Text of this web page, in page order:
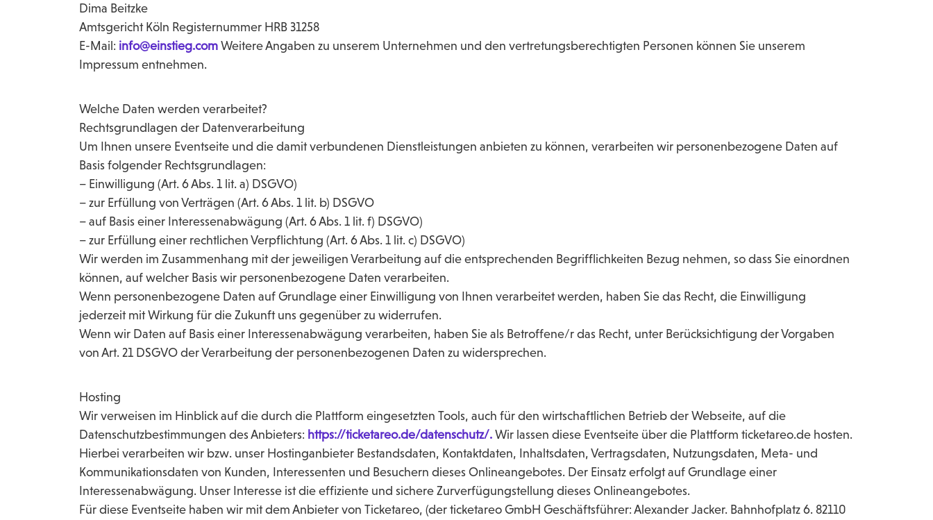
Dima Beitzke
Amtsgericht Köln Registernummer HRB 31258
E-Mail: info@einstieg.comWeitere Angaben zu unserem Unternehmen und den vertretungsberechtigten Personen können Sie unserem
Impressum entnehmen.
Welche Daten werden verarbeitet?
Rechtsgrundlagen der Datenverarbeitung
Um Ihnen unsere Eventseite und die damit verbundenen Dienstleistungen anbieten zu können, verarbeiten wir personenbezogene Daten auf
Basis folgender Rechtsgrundlagen:
– Einwilligung (Art. 6 Abs. 1 lit. a) DSGVO)
– zur Erfüllung von Verträgen (Art. 6 Abs. 1 lit. b) DSGVO
– auf Basis einer Interessenabwägung (Art. 6 Abs. 1 lit. f) DSGVO)
– zur Erfüllung einer rechtlichen Verpflichtung (Art. 6 Abs. 1 lit. c) DSGVO)
Wir werden im Zusammenhang mit der jeweiligen Verarbeitung auf die entsprechenden Begrifflichkeiten Bezug nehmen, so dass Sie einordnen
können, auf welcher Basis wir personenbezogene Daten verarbeiten.
Wenn personenbezogene Daten auf Grundlage einer Einwilligung von Ihnen verarbeitet werden, haben Sie das Recht, die Einwilligung
jederzeit mit Wirkung für die Zukunft uns gegenüber zu widerrufen.
Wenn wir Daten auf Basis einer Interessenabwägung verarbeiten, haben Sie als Betroffene/r das Recht, unter Berücksichtigung der Vorgaben
von Art. 21 DSGVO der Verarbeitung der personenbezogenen Daten zu widersprechen.
Hosting
Wir verweisen im Hinblick auf die durch die Plattform eingesetzten Tools, auch für den wirtschaftlichen Betrieb der Webseite, auf die
Datenschutzbestimmungen des Anbieters: https://ticketareo.de/datenschutz/.Wir lassen diese Eventseite über die Plattform ticketareo.de hosten.
Hierbei verarbeiten wir bzw. unser Hostinganbieter Bestandsdaten, Kontaktdaten, Inhaltsdaten, Vertragsdaten, Nutzungsdaten, Meta- und
Kommunikationsdaten von Kunden, Interessenten und Besuchern dieses Onlineangebotes. Der Einsatz erfolgt auf Grundlage einer
Interessenabwägung. Unser Interesse ist die effiziente und sichere Zurverfügungstellung dieses Onlineangebotes.
Für diese Eventseite haben wir mit dem Anbieter von Ticketareo, (der ticketareo GmbH Geschäftsführer: Alexander Jacker. Bahnhofplatz 6. 82110